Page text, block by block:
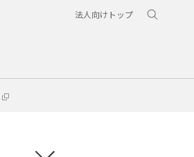
法人向けトップ